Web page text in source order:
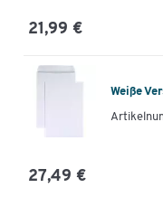
21,99 €
Weiße
27,49 €